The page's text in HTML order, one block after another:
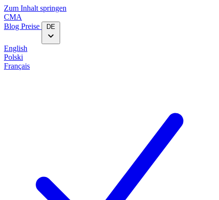
Zum Inhalt springen
CMA
Blog‎ Preise DE
English
Polski
Français